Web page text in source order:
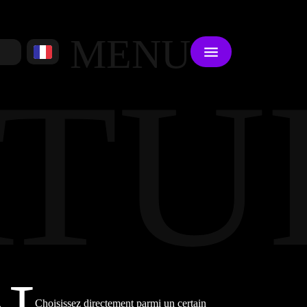
MENU
Choisissez directement parmi un certain